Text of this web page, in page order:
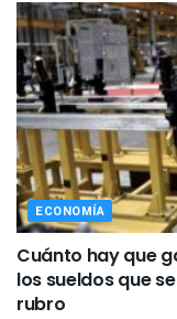
ECONOMÍA
Cuánto hay que
los sueldos que
rubro